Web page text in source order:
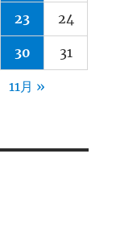
23 24
30 31
11月 »